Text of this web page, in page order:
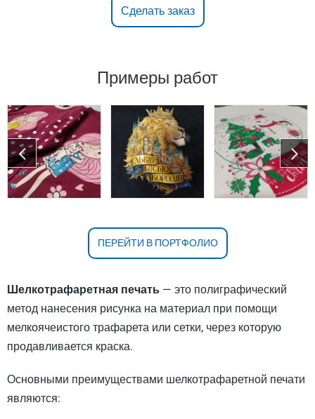
Сделать заказ
Примеры работ
ПЕРЕЙТИ В ПОРТФОЛИО
Шелкотрафаретная печать — это полиграфический
метод нанесения рисунка на материал при помощи
мелкоячеистого трафарета или сетки, через которую
продавливается краска.
Основными преимуществами шелкотрафаретной печати
являются: